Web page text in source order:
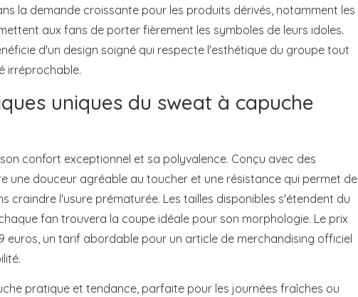
la demande croissante pour les produits dérivés, notamment les
aux fans de porter fièrement les symboles de leurs idoles.
d'un design soigné qui respecte l'esthétique du groupe tout
irréprochable.
uniques du sweat à capuche
confort exceptionnel et sa polyvalence. Conçu avec des
une douceur agréable au toucher et une résistance qui permet de
craindre l'usure prématurée. Les tailles disponibles s'étendent du
fan trouvera la coupe idéale pour son morphologie. Le prix
euros, un tarif abordable pour un article de merchandising officiel
pratique et tendance, parfaite pour les journées fraîches ou